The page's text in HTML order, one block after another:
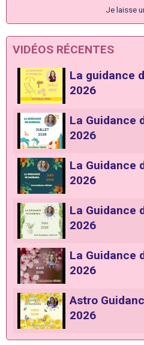
Je laisse
VIDÉOS RÉCENTES
La guidance
2026
La Guidance
2026
La Guidance
2026
La Guidance
2026
La Guidance
2026
Astro
2026